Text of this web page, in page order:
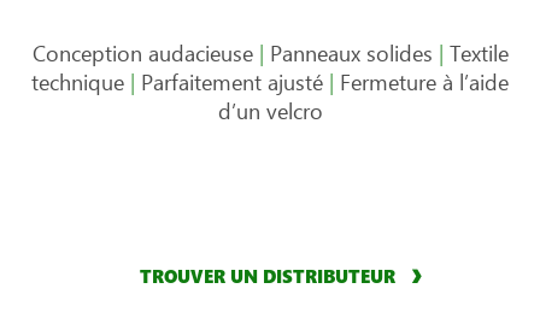
Conception audacieuse | Panneaux solides | Textile
technique | Parfaitement ajusté | Fermeture à l’aide
d’un velcro
TROUVER UN DISTRIBUTEUR